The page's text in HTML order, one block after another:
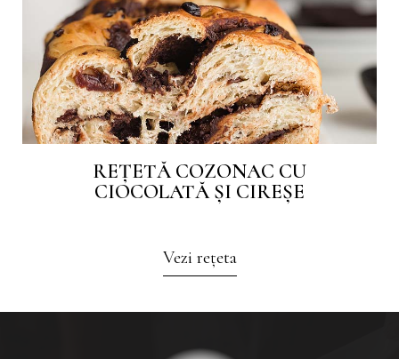
REȚETĂ COZONAC CU
CIOCOLATĂ ȘI CIREȘE
Vezi rețeta